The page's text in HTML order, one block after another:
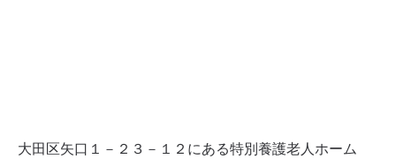
大田区矢口１－２３－１２にある特別養護老人ホーム